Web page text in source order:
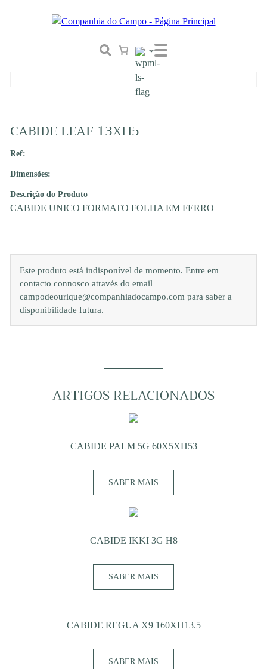
CABIDE LEAF 13XH5
Ref:
Dimensões:
Descrição do Produto
CABIDE UNICO FORMATO FOLHA EM FERRO
Este produto está indisponível de momento. Entre em
contacto connosco através do email
campodeourique@companhiadocampo.com para saber a
disponibilidade futura.
ARTIGOS RELACIONADOS
CABIDE PALM 5G 60X5XH53
SABER MAIS
CABIDE IKKI 3G H8
SABER MAIS
CABIDE REGUA X9 160XH13.5
SABER MAIS